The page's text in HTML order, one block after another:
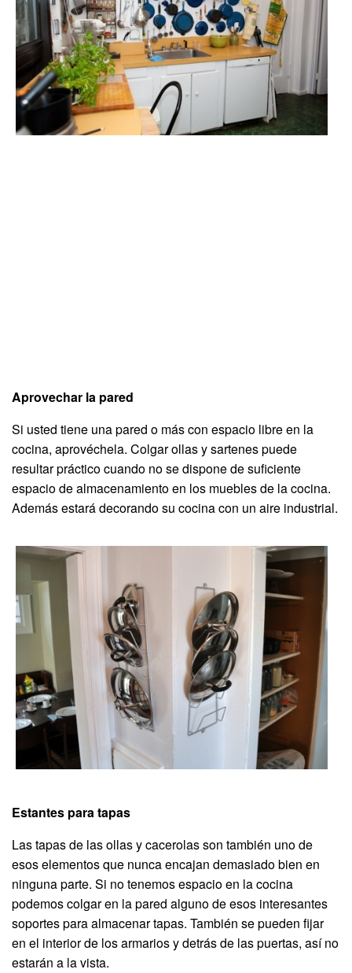
Aprovechar la pared
Si usted tiene una pared o más con espacio libre en la
cocina, aprovéchela. Colgar ollas y sartenes puede
resultar práctico cuando no se dispone de suficiente
espacio de almacenamiento en los muebles de la cocina.
Además estará decorando su cocina con un aire industrial.
Estantes para tapas
Las tapas de las ollas y cacerolas son también uno de
esos elementos que nunca encajan demasiado bien en
ninguna parte. Si no tenemos espacio en la cocina
podemos colgar en la pared alguno de esos interesantes
soportes para almacenar tapas. También se pueden fijar
en el interior de los armarios y detrás de las puertas, así no
estarán a la vista.